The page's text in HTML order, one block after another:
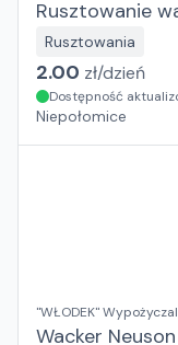
Rusztowanie
Rusztowania
2.00 zł/dzień
Dostępność
Niepołomice
"WŁODEK"
Wacker